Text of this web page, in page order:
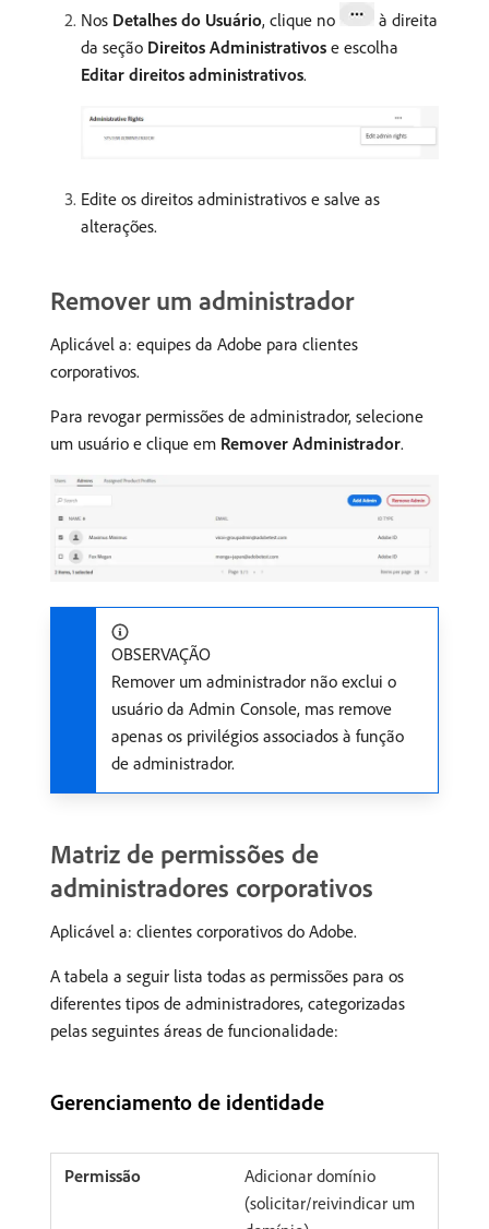
Nos Detalhes do Usuário, clique no
à direita
da seção Direitos Administrativos e escolha
Editar direitos administrativos.
Edite os direitos administrativos e salve as
alterações.
Remover um administrador
Aplicável a: equipes da Adobe para clientes
corporativos.
Para revogar permissões de administrador, selecione
um usuário e clique em Remover Administrador.
OBSERVAÇÃO
Remover um administrador não exclui o
usuário da Admin Console, mas remove
apenas os privilégios associados à função
de administrador.
Matriz de permissões de
administradores corporativos
Aplicável a: clientes corporativos do Adobe.
A tabela a seguir lista todas as permissões para os
diferentes tipos de administradores, categorizadas
pelas seguintes áreas de funcionalidade:
Gerenciamento de identidade
Adicionar domínio
(solicitar/reivindicar um